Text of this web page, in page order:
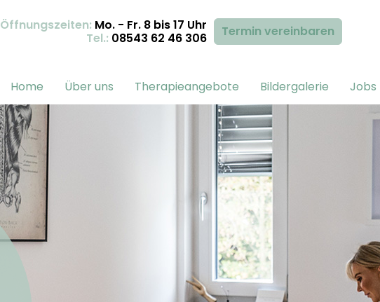
Öffnungszeiten: Mo. - Fr. 8 bis 17 Uhr
Tel.: 08543 62 46 306 Termin vereinbaren
Home Über uns Therapieangebote Bildergalerie Jobs